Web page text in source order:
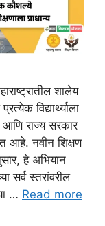
शालेय
विद्यार्थ्याला
आणि राज्य सरकार
आहे. नवीन शिक्षण
हे अभियान
सर्व स्तरांवरील
… Read more